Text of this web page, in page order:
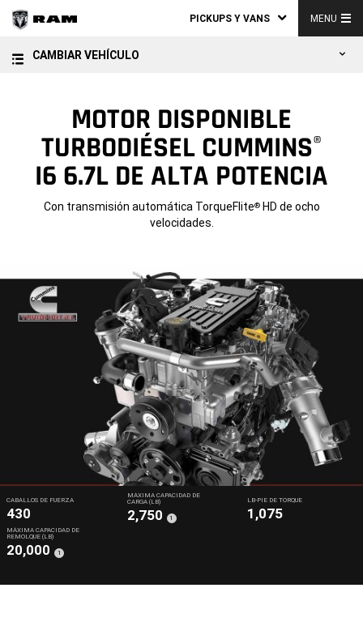
PICKUPS Y VANS MENU
CAMBIAR VEHÍCULO
MOTOR DISPONIBLE
TURBODIÉSEL CUMMINS®
I6 6.7L DE ALTA POTENCIA
Con transmisión automática TorqueFlite®HD de ocho
velocidades.
CABALLOS DE FUERZA
430
MÁXIMA CAPACIDAD DE
CARGA (LB)
2,750
(
Disclosure
1 )
LB-PIE DE TORQUE
1,075
MÁXIMA CAPACIDAD DE
REMOLQUE (LB)
20,000
(
Disclosure
1 )